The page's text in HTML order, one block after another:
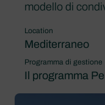
modello di
Location
Mediterraneo
Programma di gestione
Il programma